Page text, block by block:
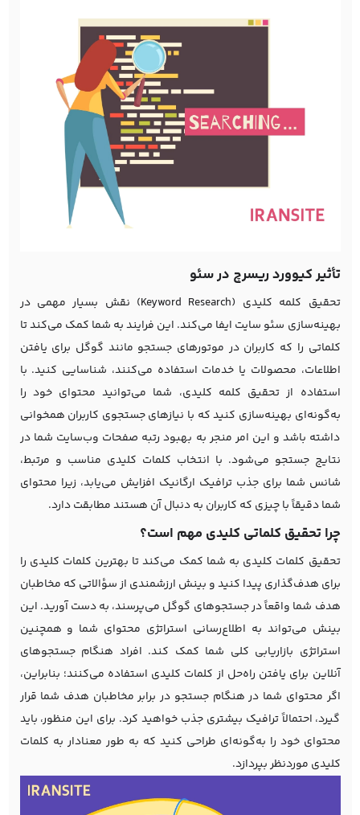
تأثیر کیوورد ریسرچ در سئو
تحقیق کلمه کلیدی (Keyword Research) نقش بسیار مهمی در
بهینه‌سازی سئو سایت ایفا می‌کند. این فرایند به شما کمک می‌کند تا
کلماتی را که کاربران در موتورهای جستجو مانند گوگل برای یافتن
اطلاعات، محصولات یا خدمات استفاده می‌کنند، شناسایی کنید. با
استفاده از تحقیق کلمه کلیدی، شما می‌توانید محتوای خود را
به‌گونه‌ای بهینه‌سازی کنید که با نیازهای جستجوی کاربران همخوانی
داشته باشد و این امر منجر به بهبود رتبه صفحات وب‌سایت شما در
نتایج جستجو می‌شود. با انتخاب کلمات کلیدی مناسب و مرتبط،
شانس شما برای جذب ترافیک ارگانیک افزایش می‌یابد، زیرا محتوای
شما دقیقاً با چیزی که کاربران به دنبال آن هستند مطابقت دارد.
چرا تحقیق کلماتی کلیدی مهم است؟
تحقیق کلمات کلیدی به شما کمک می‌کند تا بهترین کلمات کلیدی را
برای هدف‌گذاری پیدا کنید و بینش ارزشمندی از سؤالاتی که مخاطبان
هدف شما واقعاً در جستجوهای گوگل می‌پرسند، به دست آورید. این
بینش می‌تواند به اطلاع‌رسانی استراتژی محتوای شما و همچنین
استراتژی بازاریابی کلی شما کمک کند. افراد هنگام جستجوهای
آنلاین برای یافتن راه‌حل از کلمات کلیدی استفاده می‌کنند؛ بنابراین،
اگر محتوای شما در هنگام جستجو در برابر مخاطبان هدف شما قرار
گیرد، احتمالاً ترافیک بیشتری جذب خواهید کرد. برای این منظور، باید
محتوای خود را به‌گونه‌ای طراحی کنید که به طور معنادار به کلمات
کلیدی موردنظر بپردازد.